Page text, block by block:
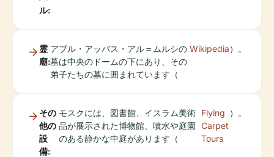
ル:
霊
廟:
アブル・アッバス・アル＝ムルシの
墓は中央のドームの下にあり、その
弟子たちの墓に囲まれています（
Wikipedia）。
その
他の
設
備:
モスクには、図書館、イスラム美術
品が展示された博物館、噴水や庭園
のある静かな中庭があります（
Flying
Carpet
Tours
）。